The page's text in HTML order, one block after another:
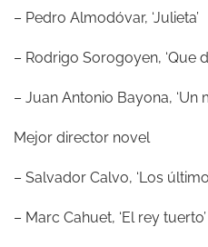
– Pedro Almodóvar, ‘Julieta’
– Rodrigo Sorogoyen, ‘Que
– Juan Antonio Bayona, ‘Un
Mejor director novel
– Salvador Calvo, ‘Los
– Marc Cahuet, ‘El rey tuerto’